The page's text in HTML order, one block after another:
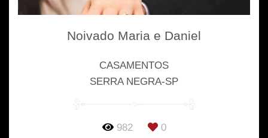
Noivado Maria e Daniel
CASAMENTOS
SERRA NEGRA-SP
982 0